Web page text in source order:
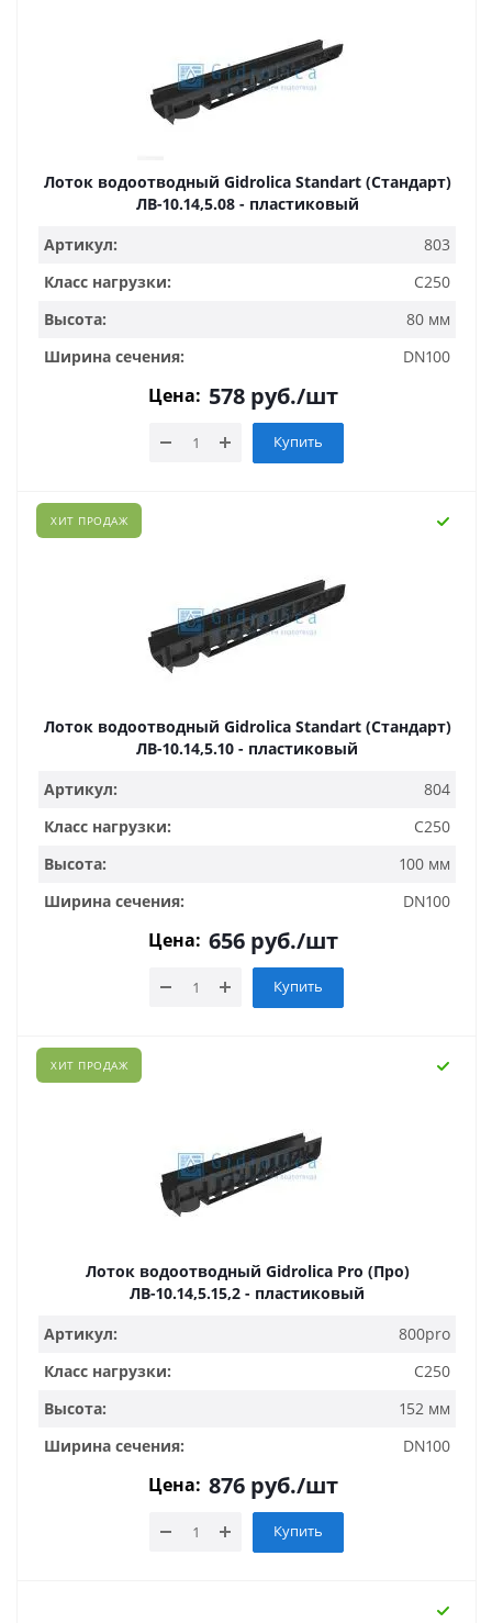
Лоток водоотводный Gidrolica Standart (Стандарт)
ЛВ-10.14,5.08 - пластиковый
Артикул:
803
Класс нагрузки:
C250
Высота:
80 мм
Ширина сечения:
DN100
Цена: 578 руб./шт
Купить
ХИТ ПРОДАЖ
Лоток водоотводный Gidrolica Standart (Стандарт)
ЛВ-10.14,5.10 - пластиковый
Артикул:
804
Класс нагрузки:
C250
Высота:
100 мм
Ширина сечения:
DN100
Цена: 656 руб./шт
Купить
ХИТ ПРОДАЖ
Лоток водоотводный Gidrolica Pro (Про)
ЛВ-10.14,5.15,2 - пластиковый
Артикул:
800pro
Класс нагрузки:
C250
Высота:
152 мм
Ширина сечения:
DN100
Цена: 876 руб./шт
Купить